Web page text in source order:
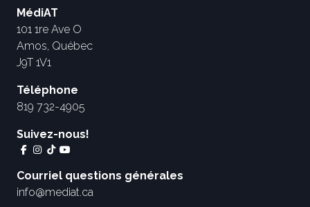
MédiAT
101 1re Ave O
Amos, Québec
J9T 1V1
Téléphone
819 732-4905
Suivez-nous!
Courriel questions générales
info@mediat.ca